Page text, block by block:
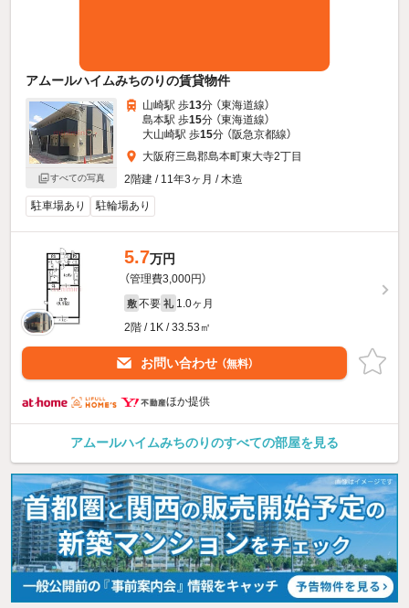
アムールハイムみちのりの賃貸物件
すべての写真
山崎駅 歩13分 （東海道線）
島本駅 歩15分 （東海道線）
大山崎駅 歩15分 （阪急京都線）
大阪府三島郡島本町東大寺2丁目
2階建 / 11年3ヶ月 / 木造
駐車場あり 駐輪場あり
5.7万円
（管理費3,000円）
敷 不要 礼 1.0ヶ月
2階 / 1K / 33.53㎡
お問い合わせ （無料）
ほか提供
アムールハイムみちのりのすべての部屋を見る